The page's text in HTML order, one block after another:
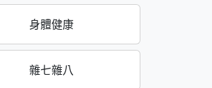
身體健康
雜七雜八